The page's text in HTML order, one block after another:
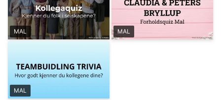
MAL MAL
MAL